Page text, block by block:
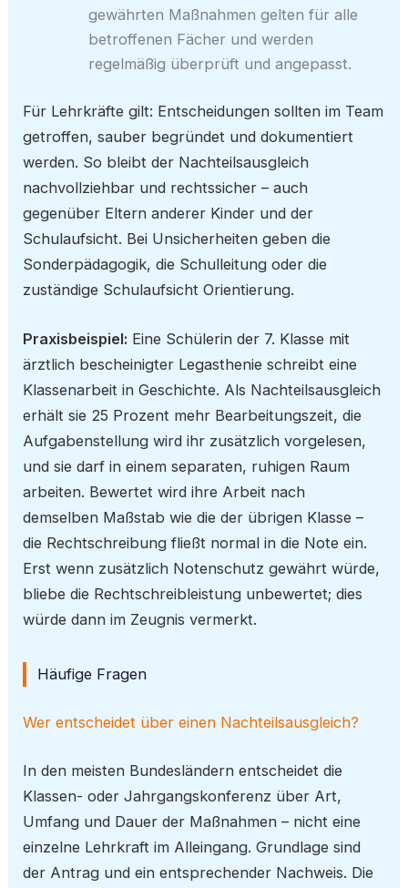
gewährten Maßnahmen gelten für alle
betroffenen Fächer und werden
regelmäßig überprüft und angepasst.
Für Lehrkräfte gilt: Entscheidungen sollten im Team
getroffen, sauber begründet und dokumentiert
werden. So bleibt der Nachteilsausgleich
nachvollziehbar und rechtssicher – auch
gegenüber Eltern anderer Kinder und der
Schulaufsicht. Bei Unsicherheiten geben die
Sonderpädagogik, die Schulleitung oder die
zuständige Schulaufsicht Orientierung.
Praxisbeispiel: Eine Schülerin der 7. Klasse mit
ärztlich bescheinigter Legasthenie schreibt eine
Klassenarbeit in Geschichte. Als Nachteilsausgleich
erhält sie 25 Prozent mehr Bearbeitungszeit, die
Aufgabenstellung wird ihr zusätzlich vorgelesen,
und sie darf in einem separaten, ruhigen Raum
arbeiten. Bewertet wird ihre Arbeit nach
demselben Maßstab wie die der übrigen Klasse –
die Rechtschreibung fließt normal in die Note ein.
Erst wenn zusätzlich Notenschutz gewährt würde,
bliebe die Rechtschreibleistung unbewertet; dies
würde dann im Zeugnis vermerkt.
Häufige Fragen
Wer entscheidet über einen Nachteilsausgleich?
In den meisten Bundesländern entscheidet die
Klassen- oder Jahrgangskonferenz über Art,
Umfang und Dauer der Maßnahmen – nicht eine
einzelne Lehrkraft im Alleingang. Grundlage sind
der Antrag und ein entsprechender Nachweis. Die